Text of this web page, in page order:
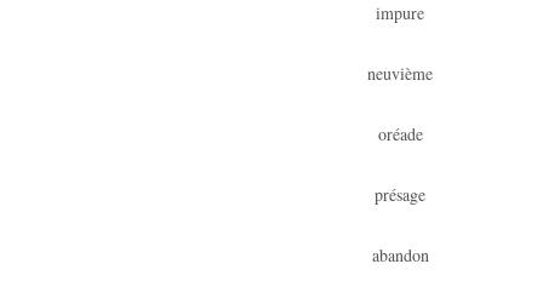
impure
neuvième
oréade
présage
abandon